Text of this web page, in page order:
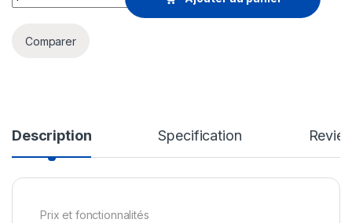
Comparer
Description Specification
Prix et fonctionnalités